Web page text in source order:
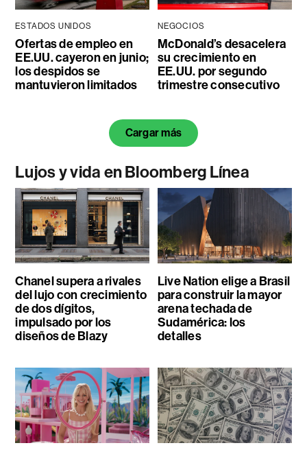
ESTADOS UNIDOS
Ofertas de empleo en
EE.UU. cayeron en junio;
los despidos se
mantuvieron limitados
NEGOCIOS
McDonald’s desacelera
su crecimiento en
EE.UU. por segundo
trimestre consecutivo
Cargar más
Lujos y vida en Bloomberg Línea
Chanel supera a rivales
del lujo con crecimiento
de dos dígitos,
impulsado por los
diseños de Blazy
Live Nation elige a Brasil
para construir la mayor
arena techada de
Sudamérica: los
detalles